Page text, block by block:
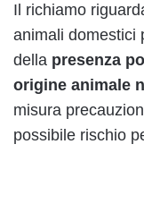
Il richiamo
animali domestici
della presenza
origine animale
misura
possibile rischio